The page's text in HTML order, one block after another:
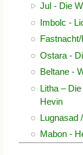
Jul - Die
Imbolc -
Ostara -
Beltane -
Litha –
Hevin
Lugnasad
Mabon -